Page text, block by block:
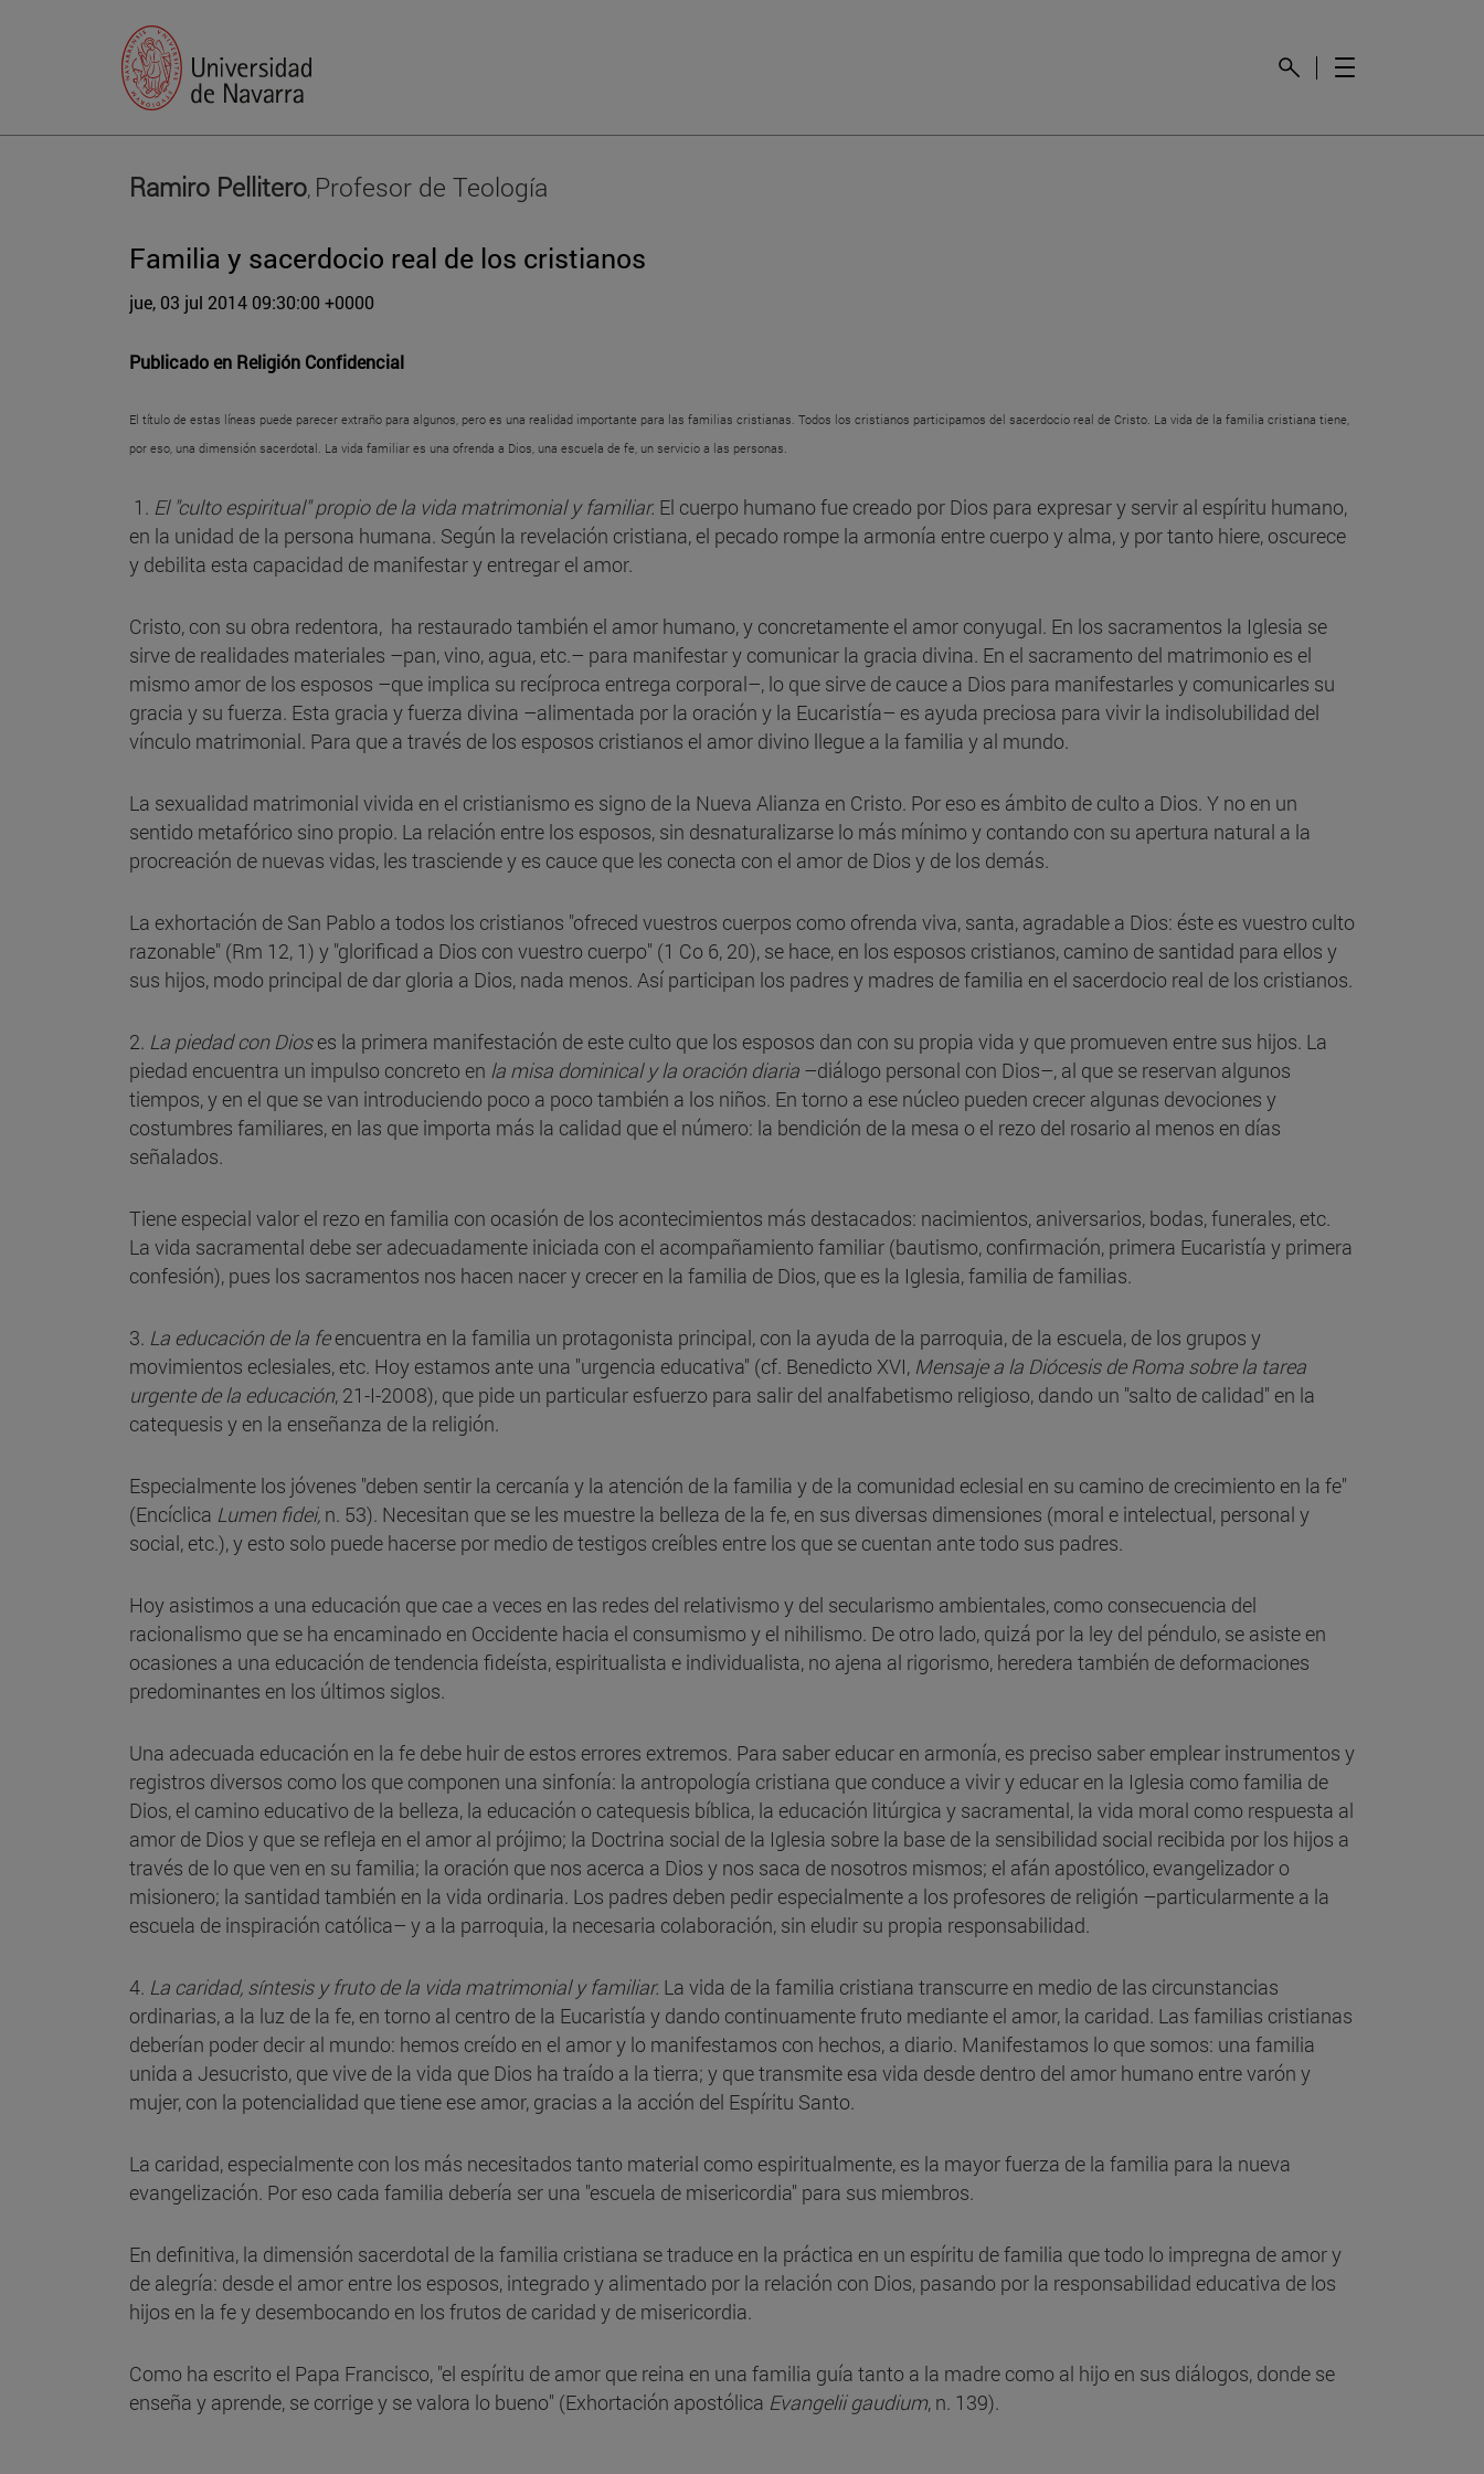
Ramiro Pellitero, Profesor de Teología
Familia y sacerdocio real de los cristianos
jue, 03 jul 2014 09:30:00 +0000
Publicado en Religión Confidencial
El título de estas líneas puede parecer extraño para algunos, pero es una realidad importante para las familias cristianas. Todos los cristianos participamos del sacerdocio real de Cristo. La vida de la familia cristiana tiene,
por eso, una dimensión sacerdotal. La vida familiar es una ofrenda a Dios, una escuela de fe, un servicio a las personas.
1. El "culto espiritual" propio de la vida matrimonial y familiar. El cuerpo humano fue creado por Dios para expresar y servir al espíritu humano,
en la unidad de la persona humana. Según la revelación cristiana, el pecado rompe la armonía entre cuerpo y alma, y por tanto hiere, oscurece
y debilita esta capacidad de manifestar y entregar el amor.
Cristo, con su obra redentora, ha restaurado también el amor humano, y concretamente el amor conyugal. En los sacramentos la Iglesia se
sirve de realidades materiales –pan, vino, agua, etc.– para manifestar y comunicar la gracia divina. En el sacramento del matrimonio es el
mismo amor de los esposos –que implica su recíproca entrega corporal–, lo que sirve de cauce a Dios para manifestarles y comunicarles su
gracia y su fuerza. Esta gracia y fuerza divina –alimentada por la oración y la Eucaristía– es ayuda preciosa para vivir la indisolubilidad del
vínculo matrimonial. Para que a través de los esposos cristianos el amor divino llegue a la familia y al mundo.
La sexualidad matrimonial vivida en el cristianismo es signo de la Nueva Alianza en Cristo. Por eso es ámbito de culto a Dios. Y no en un
sentido metafórico sino propio. La relación entre los esposos, sin desnaturalizarse lo más mínimo y contando con su apertura natural a la
procreación de nuevas vidas, les trasciende y es cauce que les conecta con el amor de Dios y de los demás.
La exhortación de San Pablo a todos los cristianos "ofreced vuestros cuerpos como ofrenda viva, santa, agradable a Dios: éste es vuestro culto
razonable" (Rm 12, 1) y "glorificad a Dios con vuestro cuerpo" (1 Co 6, 20), se hace, en los esposos cristianos, camino de santidad para ellos y
sus hijos, modo principal de dar gloria a Dios, nada menos. Así participan los padres y madres de familia en el sacerdocio real de los cristianos.
2. La piedad con Dioses la primera manifestación de este culto que los esposos dan con su propia vida y que promueven entre sus hijos. La
piedad encuentra un impulso concreto en la misa dominical y la oración diaria –diálogo personal con Dios–, al que se reservan algunos
tiempos, y en el que se van introduciendo poco a poco también a los niños. En torno a ese núcleo pueden crecer algunas devociones y
costumbres familiares, en las que importa más la calidad que el número: la bendición de la mesa o el rezo del rosario al menos en días
señalados.
Tiene especial valor el rezo en familia con ocasión de los acontecimientos más destacados: nacimientos, aniversarios, bodas, funerales, etc.
La vida sacramental debe ser adecuadamente iniciada con el acompañamiento familiar (bautismo, confirmación, primera Eucaristía y primera
confesión), pues los sacramentos nos hacen nacer y crecer en la familia de Dios, que es la Iglesia, familia de familias.
3. La educación de la feencuentra en la familia un protagonista principal, con la ayuda de la parroquia, de la escuela, de los grupos y
movimientos eclesiales, etc. Hoy estamos ante una "urgencia educativa" (cf. Benedicto XVI, Mensaje a la Diócesis de Roma sobre la tarea
urgente de la educación, 21-I-2008), que pide un particular esfuerzo para salir del analfabetismo religioso, dando un "salto de calidad" en la
catequesis y en la enseñanza de la religión.
Especialmente los jóvenes "deben sentir la cercanía y la atención de la familia y de la comunidad eclesial en su camino de crecimiento en la fe"
(Encíclica Lumen fidei, n. 53). Necesitan que se les muestre la belleza de la fe, en sus diversas dimensiones (moral e intelectual, personal y
social, etc.), y esto solo puede hacerse por medio de testigos creíbles entre los que se cuentan ante todo sus padres.
Hoy asistimos a una educación que cae a veces en las redes del relativismo y del secularismo ambientales, como consecuencia del
racionalismo que se ha encaminado en Occidente hacia el consumismo y el nihilismo. De otro lado, quizá por la ley del péndulo, se asiste en
ocasiones a una educación de tendencia fideísta, espiritualista e individualista, no ajena al rigorismo, heredera también de deformaciones
predominantes en los últimos siglos.
Una adecuada educación en la fe debe huir de estos errores extremos. Para saber educar en armonía, es preciso saber emplear instrumentos y
registros diversos como los que componen una sinfonía: la antropología cristiana que conduce a vivir y educar en la Iglesia como familia de
Dios, el camino educativo de la belleza, la educación o catequesis bíblica, la educación litúrgica y sacramental, la vida moral como respuesta al
amor de Dios y que se refleja en el amor al prójimo; la Doctrina social de la Iglesia sobre la base de la sensibilidad social recibida por los hijos a
través de lo que ven en su familia; la oración que nos acerca a Dios y nos saca de nosotros mismos; el afán apostólico, evangelizador o
misionero; la santidad también en la vida ordinaria. Los padres deben pedir especialmente a los profesores de religión –particularmente a la
escuela de inspiración católica– y a la parroquia, la necesaria colaboración, sin eludir su propia responsabilidad.
4. La caridad, síntesis y fruto de la vida matrimonial y familiar. La vida de la familia cristiana transcurre en medio de las circunstancias
ordinarias, a la luz de la fe, en torno al centro de la Eucaristía y dando continuamente fruto mediante el amor, la caridad. Las familias cristianas
deberían poder decir al mundo: hemos creído en el amor y lo manifestamos con hechos, a diario. Manifestamos lo que somos: una familia
unida a Jesucristo, que vive de la vida que Dios ha traído a la tierra; y que transmite esa vida desde dentro del amor humano entre varón y
mujer, con la potencialidad que tiene ese amor, gracias a la acción del Espíritu Santo.
La caridad, especialmente con los más necesitados tanto material como espiritualmente, es la mayor fuerza de la familia para la nueva
evangelización. Por eso cada familia debería ser una "escuela de misericordia" para sus miembros.
En definitiva, la dimensión sacerdotal de la familia cristiana se traduce en la práctica en un espíritu de familia que todo lo impregna de amor y
de alegría: desde el amor entre los esposos, integrado y alimentado por la relación con Dios, pasando por la responsabilidad educativa de los
hijos en la fe y desembocando en los frutos de caridad y de misericordia.
Como ha escrito el Papa Francisco, "el espíritu de amor que reina en una familia guía tanto a la madre como al hijo en sus diálogos, donde se
enseña y aprende, se corrige y se valora lo bueno" (Exhortación apostólica Evangelii gaudium, n. 139).